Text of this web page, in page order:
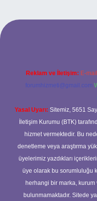
Reklam ve İletişim: E-
forumhizmeti@gmail.com
Yasal Uyarı: Sitemiz, 5651
İletişim Kurumu (BTK)
hizmet vermektedir. Bu
denetleme veya araştırma
üyelerimiz yazdıkları
üye olarak bu sorumluluğu
herhangi bir marka, kurum
bulunmamaktadır. Sitede